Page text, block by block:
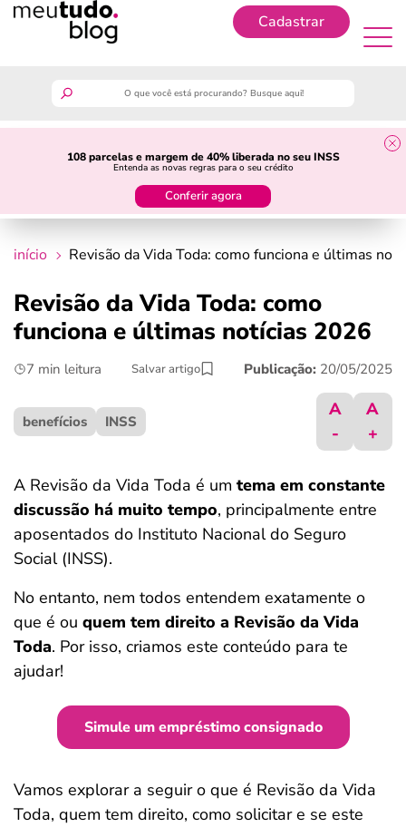
Cadastrar
108 parcelas e margem de 40% liberada no seu INSS
Entenda as novas regras para o seu crédito
Conferir agora
guia do trabalhador
crédito fácil
últimas notícias
ferramentas
início Revisão da Vida Toda: como funciona e últimas
Revisão da Vida Toda: como
funciona e últimas notícias 2026
7 min leitura Salvar artigo Publicação: 20/05/2025
benefícios INSS
A
-
A
+
A Revisão da Vida Toda é um tema em constante
discussão há muito tempo, principalmente entre
aposentados do Instituto Nacional do Seguro
Social (INSS).
No entanto, nem todos entendem exatamente o
que é ou quem tem direito a Revisão da Vida
Toda. Por isso, criamos este conteúdo para te
ajudar!
Simule um empréstimo consignado
Vamos explorar a seguir o que é Revisão da Vida
Toda, quem tem direito, como solicitar e se este